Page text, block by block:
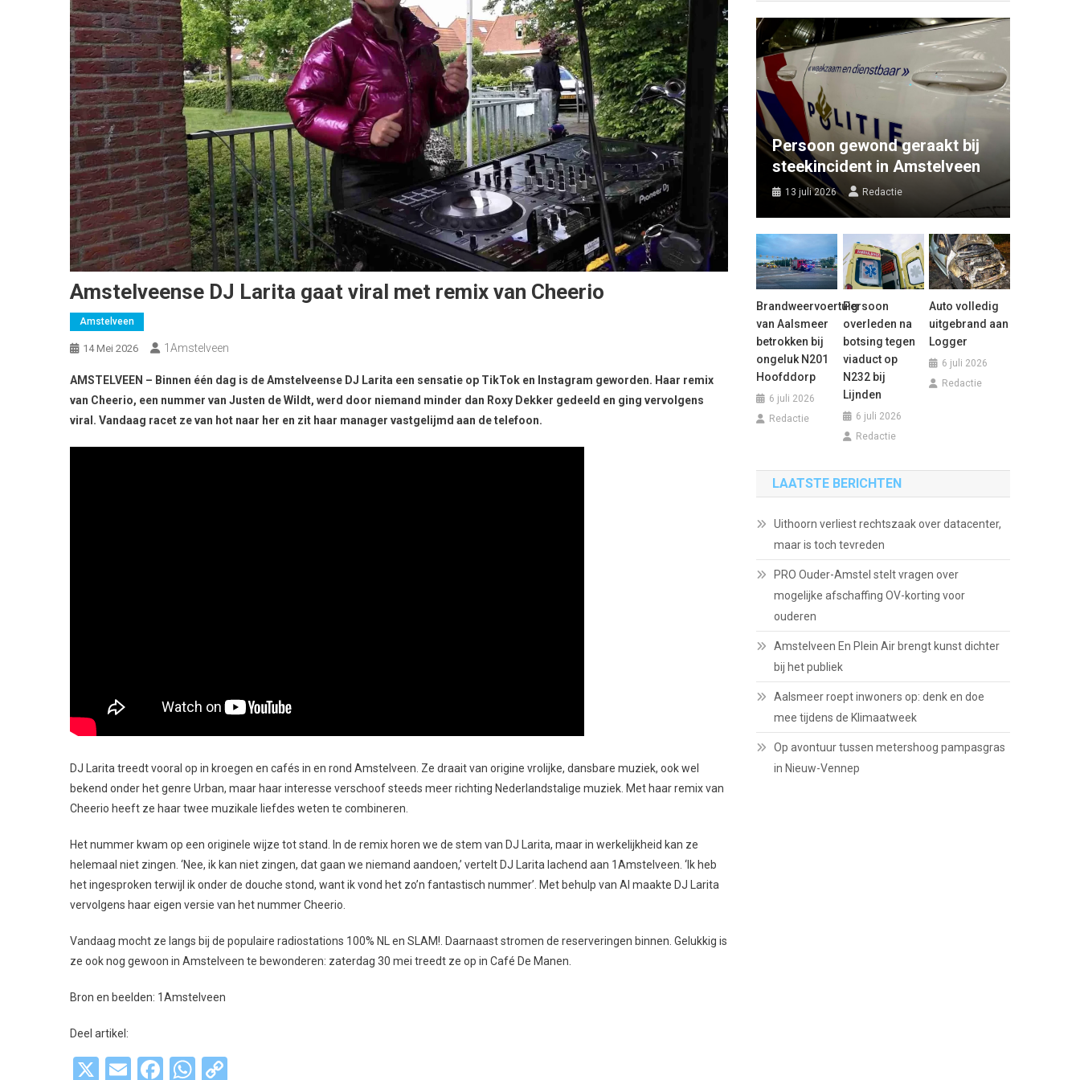
Amstelveense DJ Larita gaat viral met remix van Cheerio
Amstelveen
14 Mei 2026 1Amstelveen
AMSTELVEEN – Binnen één dag is de Amstelveense DJ Larita een sensatie op TikTok en Instagram geworden. Haar remix
van Cheerio, een nummer van Justen de Wildt, werd door niemand minder dan Roxy Dekker gedeeld en ging vervolgens
viral. Vandaag racet ze van hot naar her en zit haar manager vastgelijmd aan de telefoon.
DJ Larita treedt vooral op in kroegen en cafés in en rond Amstelveen. Ze draait van origine vrolijke, dansbare muziek, ook wel
bekend onder het genre Urban, maar haar interesse verschoof steeds meer richting Nederlandstalige muziek. Met haar remix van
Cheerio heeft ze haar twee muzikale liefdes weten te combineren.
Het nummer kwam op een originele wijze tot stand. In de remix horen we de stem van DJ Larita, maar in werkelijkheid kan ze
helemaal niet zingen. ‘Nee, ik kan niet zingen, dat gaan we niemand aandoen,’ vertelt DJ Larita lachend aan 1Amstelveen. ‘Ik heb
het ingesproken terwijl ik onder de douche stond, want ik vond het zo’n fantastisch nummer’. Met behulp van AI maakte DJ Larita
vervolgens haar eigen versie van het nummer Cheerio.
Vandaag mocht ze langs bij de populaire radiostations 100% NL en SLAM!. Daarnaast stromen de reserveringen binnen. Gelukkig is
ze ook nog gewoon in Amstelveen te bewonderen: zaterdag 30 mei treedt ze op in Café De Manen.
Bron en beelden: 1Amstelveen
Deel artikel:
X EmailFacebook
WhatsApp
Persoon gewond geraakt bij
steekincident in Amstelveen
13 juli 2026 Redactie
Brandweervoertuig
van Aalsmeer
betrokken bij
ongeluk N201
Hoofddorp
6 juli 2026
Redactie
Persoon
overleden na
botsing tegen
viaduct op
N232 bij
Lijnden
6 juli 2026
Redactie
Auto volledig
uitgebrand aan
Logger
6 juli 2026
Redactie
LAATSTE BERICHTEN
Uithoorn verliest rechtszaak over datacenter,
maar is toch tevreden
PRO Ouder-Amstel stelt vragen over
mogelijke afschaffing OV-korting voor
ouderen
Amstelveen En Plein Air brengt kunst dichter
bij het publiek
Aalsmeer roept inwoners op: denk en doe
mee tijdens de Klimaatweek
Op avontuur tussen metershoog pampasgras
in Nieuw-Vennep